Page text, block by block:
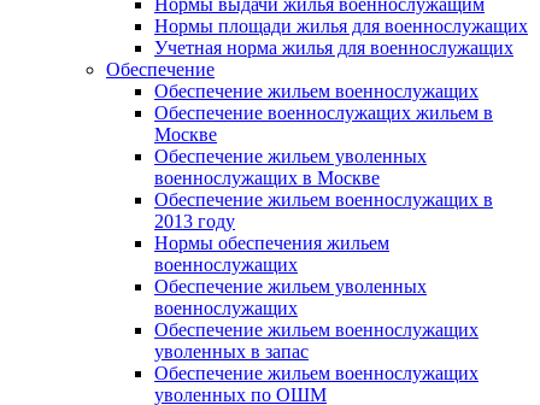
Нормы выдачи жилья военнослужащим
Нормы площади жилья для военнослужащих
Учетная норма жилья для военнослужащих
Обеспечение
Обеспечение жильем военнослужащих
Обеспечение военнослужащих жильем в
Москве
Обеспечение жильем уволенных
военнослужащих в Москве
Обеспечение жильем военнослужащих в
2013 году
Нормы обеспечения жильем
военнослужащих
Обеспечение жильем уволенных
военнослужащих
Обеспечение жильем военнослужащих
уволенных в запас
Обеспечение жильем военнослужащих
уволенных по ОШМ